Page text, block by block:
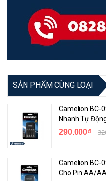
SẢN PHẨM CÙNG LOẠI
Camelion BC-
Nhanh Tự
290.000₫
Camelion BC-
Cho Pin AA/